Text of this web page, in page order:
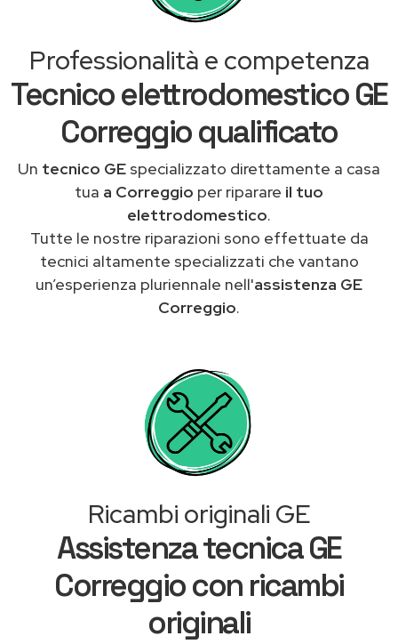
Professionalità e competenza
Tecnico elettrodomestico GE
Correggio qualificato
Un tecnico GE specializzato direttamente a casa
tua a Correggio per riparare il tuo
elettrodomestico.
Tutte le nostre riparazioni sono effettuate da
tecnici altamente specializzati che vantano
un’esperienza pluriennale nell'assistenza GE
Correggio.
Ricambi originali GE
Assistenza tecnica GE
Correggio con ricambi
originali